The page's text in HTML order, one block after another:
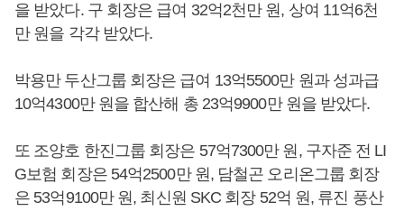
을 받았다. 구 회장은 급여 32억2천만 원, 상여 11억6천
만 원을 각각 받았다.
박용만 두산그룹 회장은 급여 13억5500만 원과 성과급
10억4300만 원을 합산해 총 23억9900만 원을 받았다.
또 조양호 한진그룹 회장은 57억7300만 원, 구자준 전 LI
G보험 회장은 54억2500만 원, 담철곤 오리온그룹 회장
은 53억9100만 원, 최신원 SKC 회장 52억 원, 류진 풍산